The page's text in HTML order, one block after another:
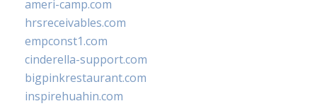
ameri-camp.com
hrsreceivables.com
empconst1.com
cinderella-support.com
bigpinkrestaurant.com
inspirehuahin.com